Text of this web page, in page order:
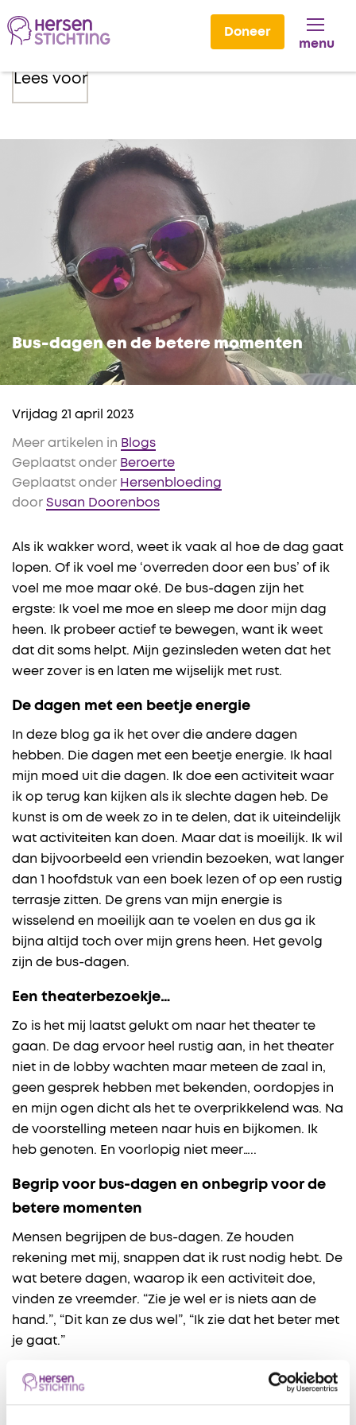
Doneer
menu
Lees voor
Bus-dagen en de betere momenten
Vrijdag 21 april 2023
Meer artikelen in Blogs
Geplaatst onder Beroerte
Geplaatst onder Hersenbloeding
door Susan Doorenbos
Als ik wakker word, weet ik vaak al hoe de dag gaat
lopen. Of ik voel me ‘overreden door een bus’ of ik
voel me moe maar oké. De bus-dagen zijn het
ergste: Ik voel me moe en sleep me door mijn dag
heen. Ik probeer actief te bewegen, want ik weet
dat dit soms helpt. Mijn gezinsleden weten dat het
weer zover is en laten me wijselijk met rust.
De dagen met een beetje energie
In deze blog ga ik het over die andere dagen
hebben. Die dagen met een beetje energie. Ik haal
mijn moed uit die dagen. Ik doe een activiteit waar
ik op terug kan kijken als ik slechte dagen heb. De
kunst is om de week zo in te delen, dat ik uiteindelijk
wat activiteiten kan doen. Maar dat is moeilijk. Ik wil
dan bijvoorbeeld een vriendin bezoeken, wat langer
dan 1 hoofdstuk van een boek lezen of op een rustig
terrasje zitten. De grens van mijn energie is
wisselend en moeilijk aan te voelen en dus ga ik
bijna altijd toch over mijn grens heen. Het gevolg
zijn de bus-dagen.
Een theaterbezoekje…
Zo is het mij laatst gelukt om naar het theater te
gaan. De dag ervoor heel rustig aan, in het theater
niet in de lobby wachten maar meteen de zaal in,
geen gesprek hebben met bekenden, oordopjes in
en mijn ogen dicht als het te overprikkelend was. Na
de voorstelling meteen naar huis en bijkomen. Ik
heb genoten. En voorlopig niet meer…..
Begrip voor bus-dagen en onbegrip voor de
betere momenten
Mensen begrijpen de bus-dagen. Ze houden
rekening met mij, snappen dat ik rust nodig hebt. De
wat betere dagen, waarop ik een activiteit doe,
vinden ze vreemder. “Zie je wel er is niets aan de
hand.”, “Dit kan ze dus wel”, “Ik zie dat het beter met
je gaat.”
Pijnlijk vind ik die opmerkingen. Keihard blijf ik
oefenen om binnen mijn grenzen te blijven, mezelf